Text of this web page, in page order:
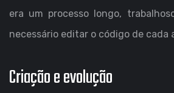
era um processo longo,
necessário editar o código de cada
Criação e evolução